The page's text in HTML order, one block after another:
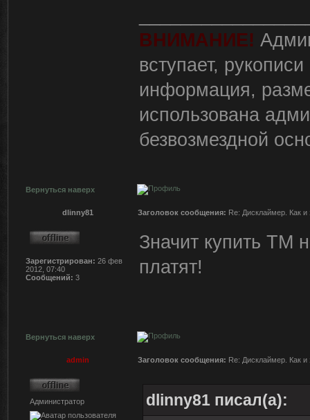
ВНИМАНИЕ!
вступает,
информация,
использована
безвозмездной
Вернуться наверх
dlinny81 Заголовок сообщения: Re: Дисклаймер. Как
Зарегистрирован: 26 фев
2012, 07:40
Сообщений: 3
Значит купить ТМ
платят!
Вернуться наверх
admin Заголовок сообщения: Re: Дисклаймер. Как
Администратор dlinny81 писал(а):